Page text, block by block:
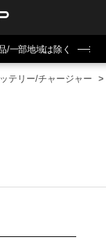
/一部地域は除く
テリー/チャージャー >